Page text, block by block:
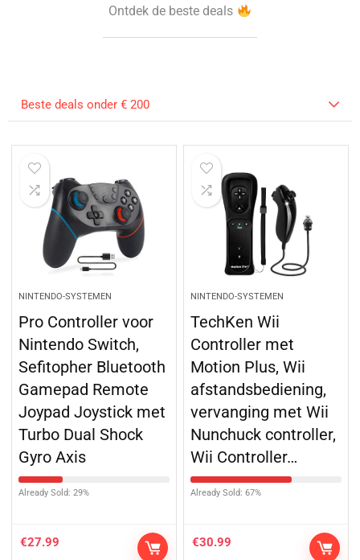
Ontdek de beste deals
Beste deals onder € 200
NINTENDO-SYSTEMEN
Pro Controller voor
Nintendo Switch,
Sefitopher Bluetooth
Gamepad Remote
Joypad Joystick met
Turbo Dual Shock
Gyro Axis
Already Sold: 29%
€27.99
NINTENDO-SYSTEMEN
TechKen Wii
Controller met
Motion Plus, Wii
afstandsbediening,
vervanging met Wii
Nunchuck controller,
Wii Controller…
Already Sold: 67%
€30.99